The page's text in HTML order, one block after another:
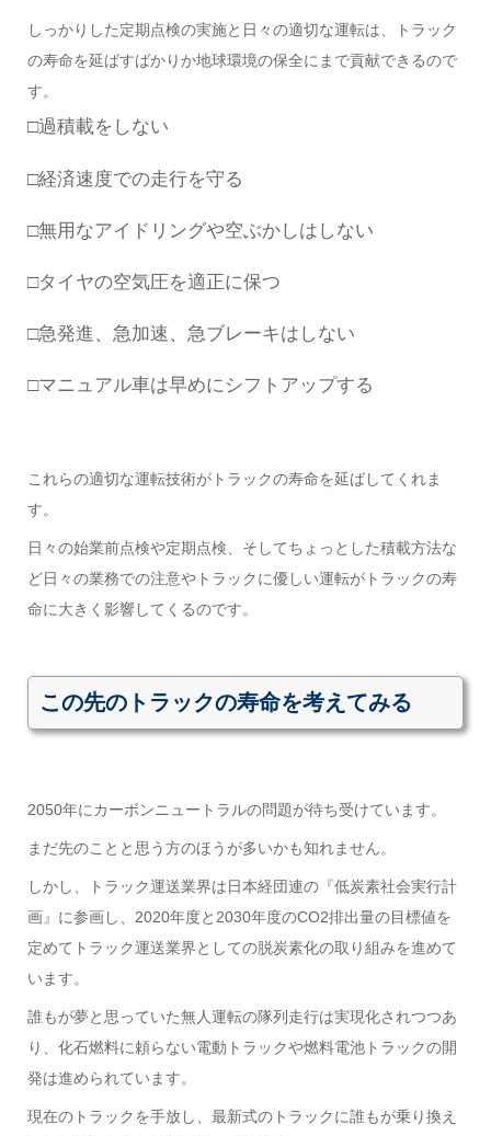
しっかりした定期点検の実施と日々の適切な運転は、トラック
の寿命を延ばすばかりか地球環境の保全にまで貢献できるので
す。
□過積載をしない
□経済速度での走行を守る
□無用なアイドリングや空ぶかしはしない
□タイヤの空気圧を適正に保つ
□急発進、急加速、急ブレーキはしない
□マニュアル車は早めにシフトアップする
これらの適切な運転技術がトラックの寿命を延ばしてくれま
す。
日々の始業前点検や定期点検、そしてちょっとした積載方法な
ど日々の業務での注意やトラックに優しい運転がトラックの寿
命に大きく影響してくるのです。
この先のトラックの寿命を考えてみる
2050年にカーボンニュートラルの問題が待ち受けています。
まだ先のことと思う方のほうが多いかも知れません。
しかし、トラック運送業界は日本経団連の『低炭素社会実行計
画』に参画し、2020年度と2030年度のCO2排出量の目標値を
定めてトラック運送業界としての脱炭素化の取り組みを進めて
います。
誰もが夢と思っていた無人運転の隊列走行は実現化されつつあ
り、化石燃料に頼らない電動トラックや燃料電池トラックの開
発は進められています。
現在のトラックを手放し、最新式のトラックに誰もが乗り換え